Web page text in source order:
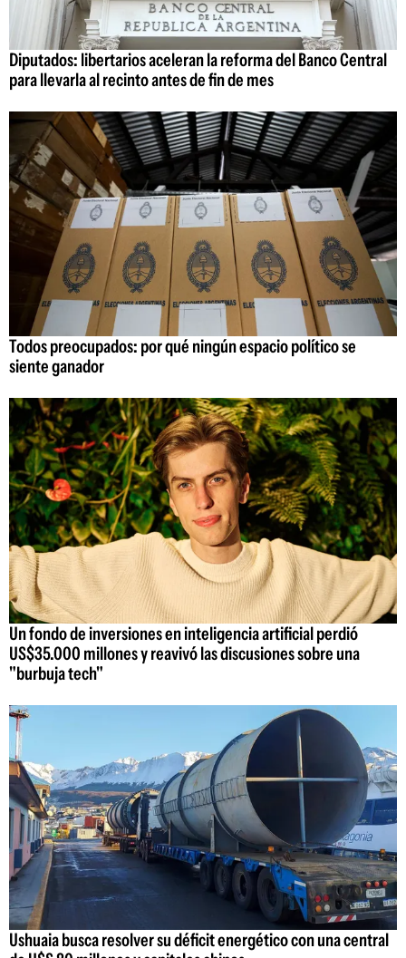
Diputados: libertarios aceleran la reforma del Banco Central
para llevarla al recinto antes de fin de mes
Todos preocupados: por qué ningún espacio político se
siente ganador
Un fondo de inversiones en inteligencia artificial perdió
US$35.000 millones y reavivó las discusiones sobre una
"burbuja tech"
Ushuaia busca resolver su déficit energético con una central